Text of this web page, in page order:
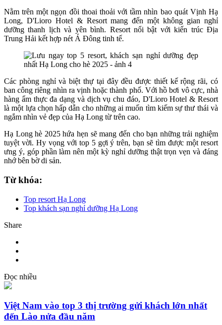
Nằm trên một ngọn đồi thoai thoải với tầm nhìn bao quát Vịnh Hạ
Long, D'Lioro Hotel & Resort mang đến một không gian nghỉ
dưỡng thanh lịch và yên bình. Resort nổi bật với kiến trúc Địa
Trung Hải kết hợp nét Á Đông tinh tế.
Các phòng nghỉ và biệt thự tại đây đều được thiết kế rộng rãi, có
ban công riêng nhìn ra vịnh hoặc thành phố. Với hồ bơi vô cực, nhà
hàng ẩm thực đa dạng và dịch vụ chu đáo, D'Lioro Hotel & Resort
là một lựa chọn hấp dẫn cho những ai muốn tìm kiếm sự thư thái và
ngắm nhìn vẻ đẹp của Hạ Long từ trên cao.
Hạ Long hè 2025 hứa hẹn sẽ mang đến cho bạn những trải nghiệm
tuyệt vời. Hy vọng với top 5 gợi ý trên, bạn sẽ tìm được một resort
ưng ý, góp phần làm nên một kỳ nghỉ dưỡng thật trọn vẹn và đáng
nhớ bên bờ di sản.
Từ khóa:
Top resort Hạ Long
Top khách sạn nghỉ dưỡng Hạ Long
Share
Đọc nhiều
Việt Nam vào top 3 thị trường gửi khách lớn nhất
đến Lào nửa đầu năm